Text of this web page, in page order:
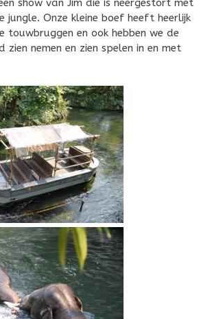
show van Jim die is neergestort met
jungle. Onze kleine boef heeft heerlijk
touwbruggen en ook hebben we de
zien nemen en zien spelen in en met